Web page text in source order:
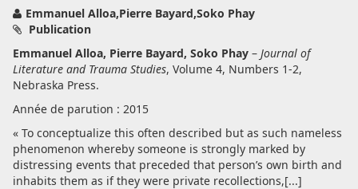
Emmanuel Alloa,Pierre Bayard,Soko Phay
Publication
Emmanuel Alloa, Pierre Bayard, Soko Phay – Journal of
Literature and Trauma Studies, Volume 4, Numbers 1-2,
Nebraska Press.
Année de parution : 2015
« To conceptualize this often described but as such nameless
phenomenon whereby someone is strongly marked by
distressing events that preceded that person’s own birth and
inhabits them as if they were private recollections,[...]